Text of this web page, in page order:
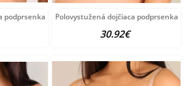
podprsenka New Baby Eva 70FPolovystužená dojčiaca podprsenka
30.92€